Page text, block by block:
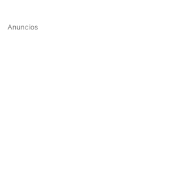
Anuncios